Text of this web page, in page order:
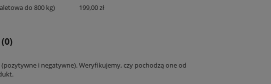
do 800 kg) 199,00 zł
i negatywne). Weryfikujemy, czy pochodzą one od